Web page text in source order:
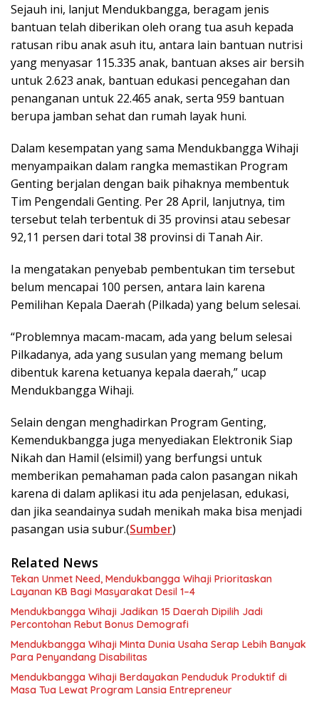
Sejauh ini, lanjut Mendukbangga, beragam jenis
bantuan telah diberikan oleh orang tua asuh kepada
ratusan ribu anak asuh itu, antara lain bantuan nutrisi
yang menyasar 115.335 anak, bantuan akses air bersih
untuk 2.623 anak, bantuan edukasi pencegahan dan
penanganan untuk 22.465 anak, serta 959 bantuan
berupa jamban sehat dan rumah layak huni.
Dalam kesempatan yang sama Mendukbangga Wihaji
menyampaikan dalam rangka memastikan Program
Genting berjalan dengan baik pihaknya membentuk
Tim Pengendali Genting. Per 28 April, lanjutnya, tim
tersebut telah terbentuk di 35 provinsi atau sebesar
92,11 persen dari total 38 provinsi di Tanah Air.
Ia mengatakan penyebab pembentukan tim tersebut
belum mencapai 100 persen, antara lain karena
Pemilihan Kepala Daerah (Pilkada) yang belum selesai.
“Problemnya macam-macam, ada yang belum selesai
Pilkadanya, ada yang susulan yang memang belum
dibentuk karena ketuanya kepala daerah,” ucap
Mendukbangga Wihaji.
Selain dengan menghadirkan Program Genting,
Kemendukbangga juga menyediakan Elektronik Siap
Nikah dan Hamil (elsimil) yang berfungsi untuk
memberikan pemahaman pada calon pasangan nikah
karena di dalam aplikasi itu ada penjelasan, edukasi,
dan jika seandainya sudah menikah maka bisa menjadi
pasangan usia subur.(Sumber)
Related News
Tekan Unmet Need, Mendukbangga Wihaji Prioritaskan
Layanan KB Bagi Masyarakat Desil 1–4
Mendukbangga Wihaji Jadikan 15 Daerah Dipilih Jadi
Percontohan Rebut Bonus Demografi
Mendukbangga Wihaji Minta Dunia Usaha Serap Lebih Banyak
Para Penyandang Disabilitas
Mendukbangga Wihaji Berdayakan Penduduk Produktif di
Masa Tua Lewat Program Lansia Entrepreneur